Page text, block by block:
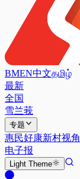
BMEN中文தமிழ்
最新
全国
雪兰莪
专题
惠民好康新村视角
电子报
Light Theme